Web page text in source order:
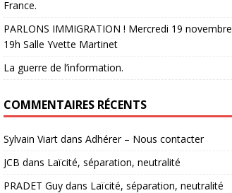
France.
PARLONS IMMIGRATION ! Mercredi 19 novembre
19h Salle Yvette Martinet
La guerre de l’information.
COMMENTAIRES RÉCENTS
Sylvain Viartdans Adhérer – Nous contacter
JCB dans Laïcité, séparation, neutralité
PRADET Guydans Laïcité, séparation, neutralité